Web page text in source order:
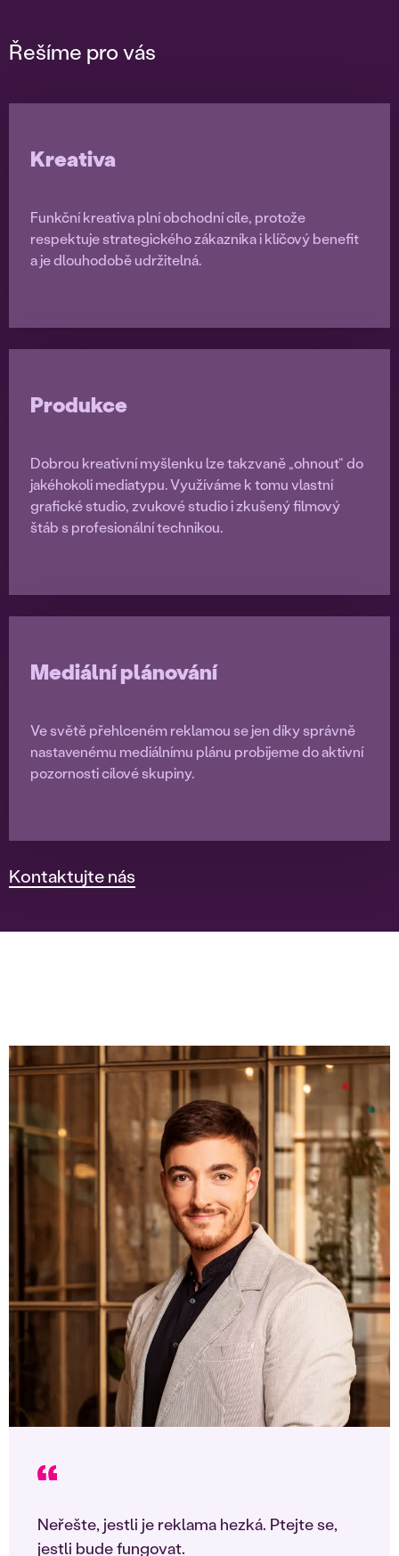
Řešíme pro vás
Kreativa
Funkční kreativa plní obchodní cíle, protože
respektuje strategického zákazníka i klíčový benefit
a je dlouhodobě udržitelná.
Produkce
Dobrou kreativní myšlenku lze takzvaně „ohnout“ do
jakéhokoli mediatypu. Využíváme k tomu vlastní
grafické studio, zvukové studio i zkušený filmový
štáb s profesionální technikou.
Mediální plánování
Ve světě přehlceném reklamou se jen díky správně
nastavenému mediálnímu plánu probijeme do aktivní
pozornosti cílové skupiny.
Kontaktujte nás
Neřešte, jestli je reklama hezká. Ptejte se,
jestli bude fungovat.